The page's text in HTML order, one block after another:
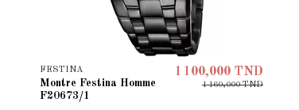
FESTINA
Montre Festina Homme
F20673/1
1 100,000 TND
1 160,000 TND